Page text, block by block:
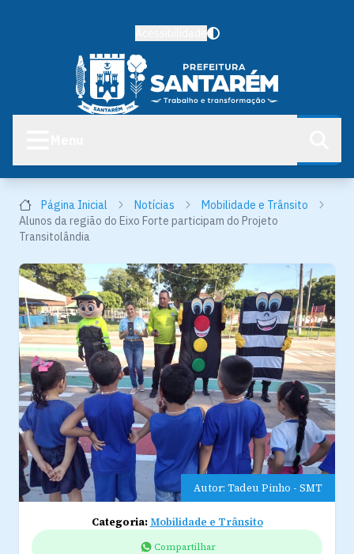
Página Inicial Notícias
Mobilidade e Trânsito
Alunos da região do Eixo Forte participam do Projeto
Transitolândia
Autor: Tadeu Pinho - SMT
Categoria:Mobilidade e Trânsito
Compartilhar